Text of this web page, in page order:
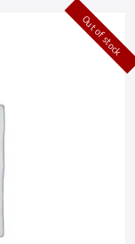
Out of stock